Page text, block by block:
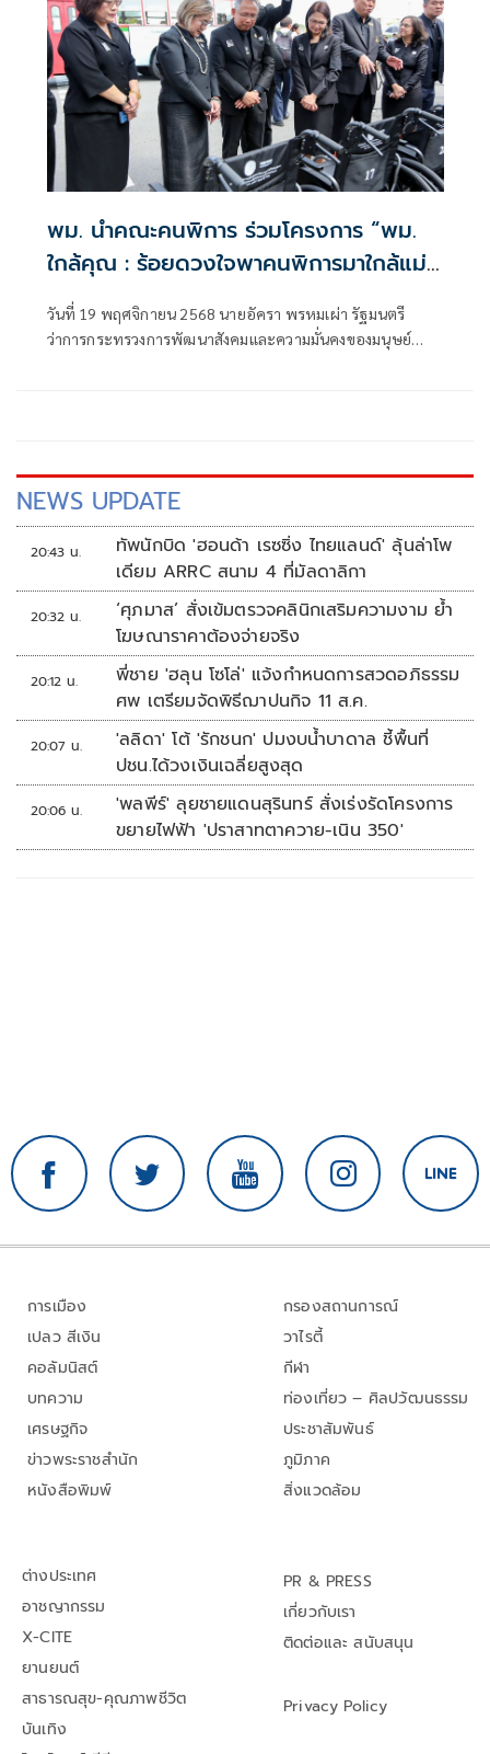
พม. นำคณะคนพิการ ร่วมโครงการ “พม.
ใกล้คุณ : ร้อยดวงใจพาคนพิการมาใกล้แม่”
กราบสักการะพระบรมศพ "พระพันปีหลวง"
ด้วยความสำนึกในพระมหากรุณาธิคุณอย่าง
วันที่ 19 พฤศจิกายน 2568 นายอัครา พรหมเผ่า รัฐมนตรี
ว่าการกระทรวงการพัฒนาสังคมและความมั่นคงของมนุษย์
NEWS UPDATE
20:43 น.
ทัพนักบิด 'ฮอนด้า เรซซิ่ง ไทยแลนด์' ลุ้นล่าโพ
เดียม ARRC สนาม 4 ที่มัลดาลิกา
20:32 น.
‘ศุภมาส’ สั่งเข้มตรวจคลินิกเสริมความงาม ย้ำ
โฆษณาราคาต้องจ่ายจริง
20:12 น.
พี่ชาย 'ฮลุน โซโล่' แจ้งกำหนดการสวดอภิธรรม
ศพ เตรียมจัดพิธีฌาปนกิจ 11 ส.ค.
20:07 น.
'ลลิดา' โต้ 'รักชนก' ปมงบน้ำบาดาล ชี้พื้นที่
ปชน.ได้วงเงินเฉลี่ยสูงสุด
20:06 น.
'พลพีร์' ลุยชายแดนสุรินทร์ สั่งเร่งรัดโครงการ
ขยายไฟฟ้า 'ปราสาทตาควาย-เนิน 350'
การเมือง
เปลว สีเงิน
คอลัมนิสต์
บทความ
เศรษฐกิจ
ข่าวพระราชสำนัก
หนังสือพิมพ์
กรองสถานการณ์
วาไรตี้
กีฬา
ท่องเที่ยว – ศิลปวัฒนธรรม
ประชาสัมพันธ์
ภูมิภาค
สิ่งแวดล้อม
ต่างประเทศ
อาชญากรรม
X-CITE
ยานยนต์
สาธารณสุข-คุณภาพชีวิต
บันเทิง
PR & PRESS
เกี่ยวกับเรา
ติดต่อและ สนับสนุน
Privacy Policy